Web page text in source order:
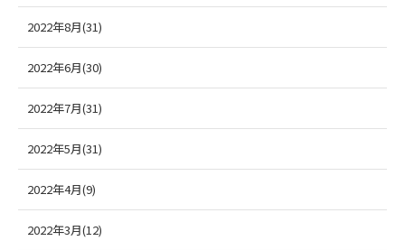
2022年8月(31)
2022年6月(30)
2022年7月(31)
2022年5月(31)
2022年4月(9)
2022年3月(12)